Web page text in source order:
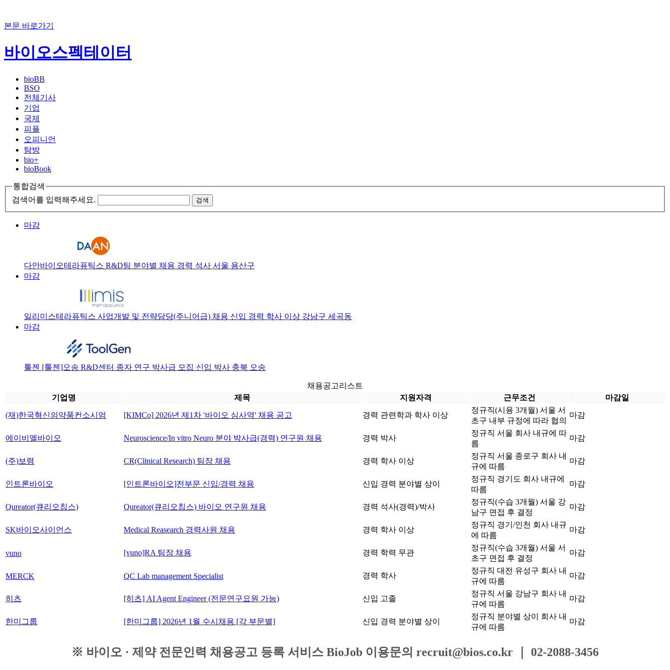
본문 바로가기
바이오스펙테이터
bioBB
BSO
전체기사
기업
국제
피플
오피니언
탐방
bio+
bioBook
통합검색
검색어를 입력해주세요.
검색
마감
다안바이오테라퓨틱스 R&D팀 분야별 채용 경력 석사 서울 용산구
마감
일리미스테라퓨틱스 사업개발 및 전략담당(주니어급) 채용 신입 경력 학사 이상 강남구 세곡동
마감
툴젠 [툴젠]오송 R&D센터 종자 연구 박사급 모집 신입 박사 충북 오송
채용공고리스트
기업명
제목 지원자격 근무조건 마감일
(재)한국혁신의약품컨소시엄 [KIMCo] 2026년 제1차 '바이오 심사역' 채용 공고 경력 관련학과 학사 이상
정규직(시용 3개월) 서울 서
초구 내부 규정에 따라 협의
마감
에이비엘바이오 Neuroscience/In vitro Neuro 분야 박사급(경력) 연구원 채용 경력 박사
정규직 서울 회사 내규에 따
름
마감
(주)보령 CR(Clinical Research) 팀장 채용 경력 학사 이상
정규직 서울 종로구 회사 내
규에 따름
마감
인트론바이오 [인트론바이오]전부문 신입/경력 채용 신입 경력 분야별 상이
정규직 경기도 회사 내규에
따름
마감
Qureator(큐리오칩스) Qureator(큐리오칩스) 바이오 연구원 채용 경력 석사(경력)/박사
정규직(수습 3개월) 서울 강
남구 면접 후 결정
마감
SK바이오사이언스 Medical Reasearch 경력사원 채용 경력 학사 이상
정규직 경기/인천 회사 내규
에 따름
마감
vuno [vuno]RA 팀장 채용 경력 학력 무관
정규직(수습 3개월) 서울 서
초구 면접 후 결정
마감
MERCK QC Lab management Specialist 경력 학사
정규직 대전 유성구 회사 내
규에 따름
마감
히츠 [히츠] AI Agent Engineer (전문연구요원 가능) 신입 고졸
정규직 서울 강남구 회사 내
규에 따름
마감
한미그룹 [한미그룹] 2026년 1월 수시채용 [각 부문별] 신입 경력 분야별 상이
정규직 분야별 상이
회사 내
규에 따름
마감
※ 바이오 · 제약 전문인력 채용공고 등록 서비스 BioJob 이용문의 recruit@bios.co.kr ｜ 02-2088-3456